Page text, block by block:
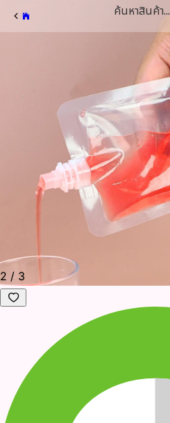
ค้นหาสินค้า...
2 / 3